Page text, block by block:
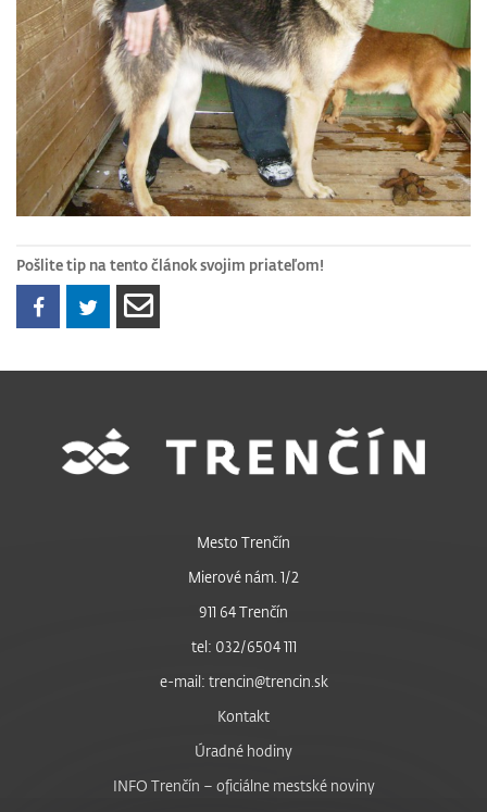
Pošlite tip na tento článok svojim priateľom!
Mesto Trenčín
Mierové nám. 1/2
911 64 Trenčín
tel: 032/6504 111
e-mail: trencin@trencin.sk
Kontakt
Úradné hodiny
INFO Trenčín – oficiálne mestské noviny